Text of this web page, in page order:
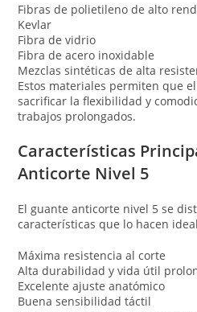
Fibras de polietileno de alto
Kevlar
Fibra de vidrio
Fibra de acero inoxidable
Mezclas sintéticas de alta
Estos materiales permiten que
sacrificar la flexibilidad y
trabajos prolongados.
Características
Anticorte Nivel 5
El guante anticorte nivel 5 se
características que lo hacen
Máxima resistencia al corte
Alta durabilidad y vida útil
Excelente ajuste anatómico
Buena sensibilidad táctil